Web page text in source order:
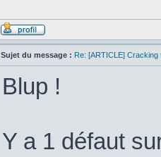
Sujet du message : Re: [ARTICLE] Cracking
Blup !
Y a 1 défaut